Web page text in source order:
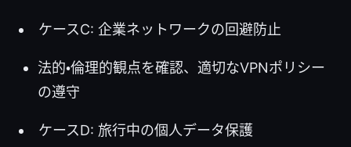
ケースC: 企業ネットワークの回避防止
法的・倫理的観点を確認、適切なVPNポリシー
の遵守
ケースD: 旅行中の個人データ保護